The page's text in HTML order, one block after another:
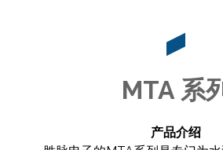
MTA 系
产品介绍